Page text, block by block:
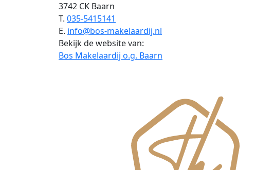
3742 CK Baarn
T. 035-5415141
E. info@bos-makelaardij.nl
Bekijk de website van:
Bos Makelaardij o.g. Baarn